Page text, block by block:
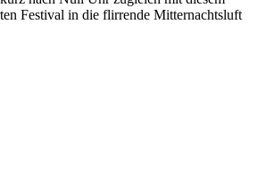
Festival in die flirrende Mitternachtsluft